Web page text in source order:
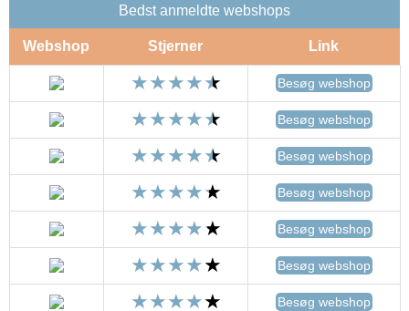
Bedst anmeldte webshops
Webshop Stjerner Link
Besøg webshop
Besøg webshop
Besøg webshop
Besøg webshop
Besøg webshop
Besøg webshop
Besøg webshop